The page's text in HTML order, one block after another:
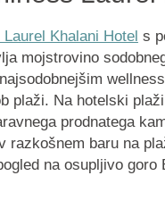
Khalani Hotel s
mojstrovino
plaži. Na hotelski
prodnatega
razkošnem baru na
na osupljivo goro